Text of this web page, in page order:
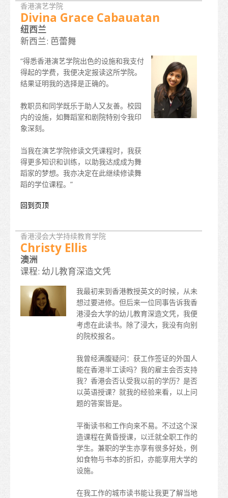
资历架构
“香港发展为国际教育枢纽”的政策
更多升学选择
申请入学
如何申请
签证
入学要求
住宿
支援服务
日常开支
香港演艺学院
Divina Grace Cabauatan
纽西兰
新西兰: 芭蕾舞
“得悉香港演艺学院出色的设施和我支付
得起的学费，我便决定报读这所学院。
结果证明我的选择是正确的。
教职员和同学既乐于助人又友善。校园
内的设施，如舞蹈室和剧院特别令我印
象深刻。
当我在演艺学院修读文凭课程时，我获
得更多知识和训练，以助我达成成为舞
蹈家的梦想。我亦决定在此继续修读舞
蹈的学位课程。”
回到页顶
香港浸会大学持续教育学院
Christy Ellis
澳洲
课程: 幼儿教育深造文凭
我最初来到香港教授英文的时候，从未
想过要进修。但后来一位同事告诉我香
港浸会大学的幼儿教育深造文凭，我便
考虑在此读书。除了浸大，我没有向别
的院校报名。
我曾经满腹疑问：获工作签证的外国人
能在香港半工读吗？我的雇主会否支持
我？香港会否认受我以前的学历？是否
以英语授课？就我的经验来看，以上问
题的答案皆是。
平衡读书和工作向来不易。不过这个深
造课程在黄昏授课，以迁就全职工作的
学生。兼职的学生亦享有很多好处，例
如食物与书本的折扣，亦能享用大学的
设施。
在我工作的城巿读书能让我更了解当地